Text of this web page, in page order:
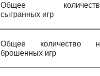
Общее
сыгранных игр
Общее количество
брошенных игр